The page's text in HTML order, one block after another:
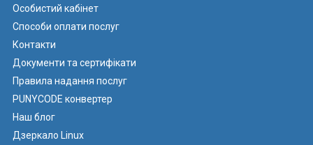
Особистий кабінет
Способи оплати послуг
Контакти
Документи та сертифікати
Правила надання послуг
PUNYCODE конвертер
Наш блог
Дзеркало Linux